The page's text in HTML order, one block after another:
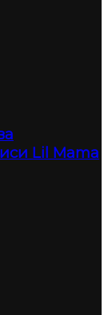
Lil Mama